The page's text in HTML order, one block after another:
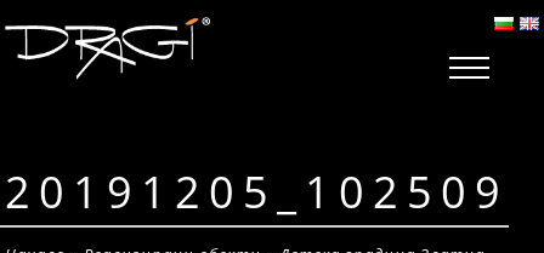
20191205_102509